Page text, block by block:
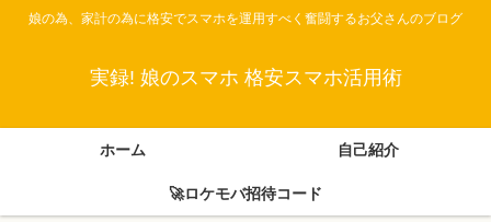
娘の為、家計の為に格安でスマホを運用すべく奮闘するお父さんのブログ
実録! 娘のスマホ 格安スマホ活用術
ホーム 自己紹介
🚀ロケモバ招待コード